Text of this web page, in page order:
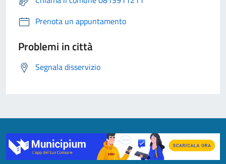
Prenota un appuntamento
Problemi in città
Segnala disservizio